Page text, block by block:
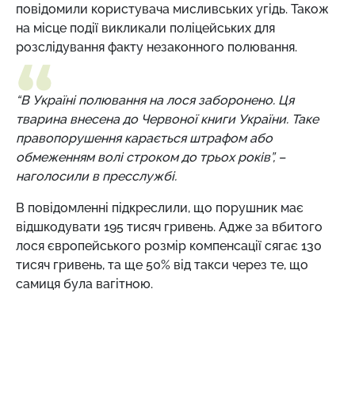
повідомили користувача мисливських угідь. Також
на місце події викликали поліцейських для
розслідування факту незаконного полювання.
“В Україні полювання на лося заборонено. Ця
тварина внесена до Червоної книги України. Таке
правопорушення карається штрафом або
обмеженням волі строком до трьох років”, –
наголосили в пресслужбі.
В повідомленні підкреслили, що порушник має
відшкодувати 195 тисяч гривень. Адже за вбитого
лося європейського розмір компенсації сягає 130
тисяч гривень, та ще 50% від такси через те, що
самиця була вагітною.